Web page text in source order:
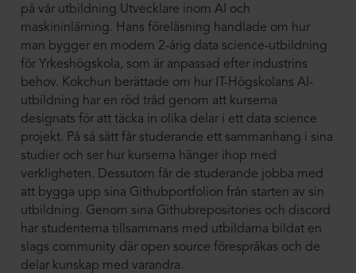
på vår utbildning Utvecklare inom AI och
maskininlärning. Hans föreläsning handlade om hur
man bygger en modern 2-årig data science-utbildning
för Yrkeshögskola, som är anpassad efter industrins
behov. Kokchun berättade om hur IT-Högskolans AI-
utbildning har en röd tråd genom att kurserna
designats för att täcka in olika delar i ett data science
projekt. På så sätt får studerande ett sammanhang i sina
studier och ser hur kurserna hänger ihop med
verkligheten. Dessutom får de studerande jobba med
att bygga upp sina Githubportfolion från starten av sin
utbildning. Genom sina Githubrepositories och discord
har studenterna tillsammans med utbildarna bildat en
slags community där open source förespråkas och de
delar kunskap med varandra.